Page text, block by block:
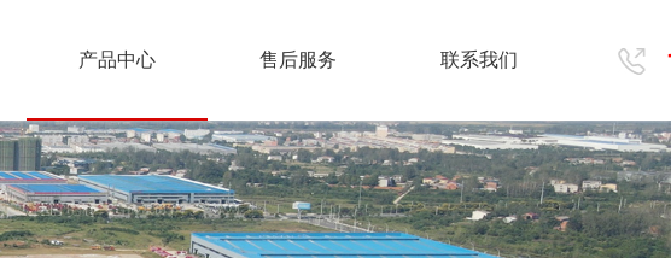
产品中心 售后服务 联系我们